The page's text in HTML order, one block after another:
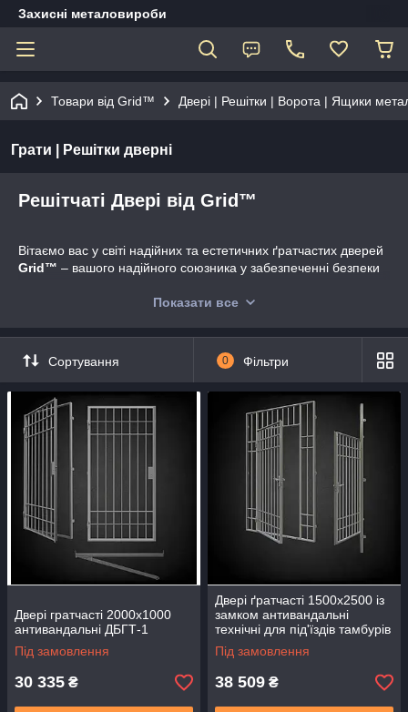
Захисні металовироби
Товари від Grid™ Двері | Решітки | Ворота | Ящики
Грати | Решітки дверні
Решітчаті Двері від Grid™
Вітаємо вас у світі надійних та естетичних ґратчастих дверей
Grid™ – вашого надійного союзника у забезпеченні безпеки
нашому асортименті, створені для того, щоб забезпечити
тим, кому це необхідно.
Вибираючи двері решітчасті
Grid™ , ви вибираєте надійність,
просторам міцний захист з нашими решітчастими
антивандальними дверима, підкреслюючи їх сучасний і
елегантний дизайн.
Показати все
Сортування 0 Фільтри
Двері гратчасті 2000х1000
антивандальні ДБГТ-1
Під замовлення
30 335 ₴
Двері ґратчасті 1500х2500 із
замком антивандальні
технічні для під'їздів тамбурів
ДБГТ-4 металеві Решітчасті
Під замовлення
38 509 ₴